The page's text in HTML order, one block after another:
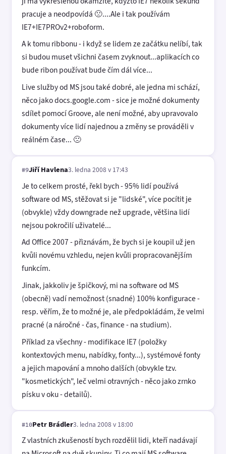
pracuje a neodpovídá 🙁....Ale i tak používám
IE7+IE7PROv2+roboform.
A k tomu ribbonu - i když se lidem ze začátku nelíbí, tak
si budou muset všichni časem zvyknout...aplikacích co
bude ribon používat bude čím dál více...
Live služby od MS jsou také dobré, ale jedna mi schází,
něco jako docs.google.com - sice je možné dokumenty
sdílet pomocí Groove, ale není možné, aby upravovalo
dokumenty více lidí najednou a změny se prováděli v
reálném čase... 🙁
#9Jiří Havlena3. ledna 2008 v 17:43
Je to celkem prosté, řekl bych - 95% lidí používá
software od MS, stěžovat si je "lidské", více pocítit je
(obvykle) vždy downgrade než upgrade, většina lidí
nejsou pokročilí uživatelé...
Ad Office 2007 - přiznávám, že bych si je koupil už jen
kvůli novému vzhledu, nejen kvůli propracovanějším
funkcím.
Jinak, jakkoliv je špičkový, mi na software od MS
(obecně) vadí nemožnost (snadné) 100% konfigurace -
resp. věřím, že to možné je, ale předpokládám, že velmi
pracné (a náročné - čas, finance - na studium).
Příklad za všechny - modifikace IE7 (položky
kontextových menu, nabídky, fonty...), systémové fonty
a jejich mapování a mnoho dalších (obvykle tzv.
"kosmetických", leč velmi otravných - něco jako zrnko
písku v oku - detailů).
#10Petr Brádler3. ledna 2008 v 18:00
Z vlastních zkušeností bych rozdělil lidi, kteří nadávají